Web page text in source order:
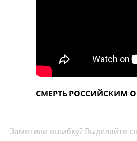
СМЕРТЬ РОССИЙСКИМ
Заметили ошибку? Выделяйте